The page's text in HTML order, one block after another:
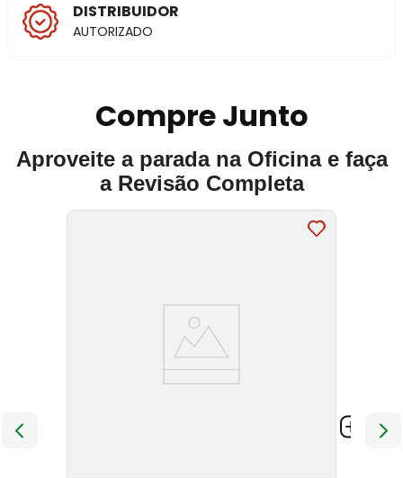
DISTRIBUIDOR
AUTORIZADO
Compre Junto
Aproveite a parada na Oficina e faça
a Revisão Completa